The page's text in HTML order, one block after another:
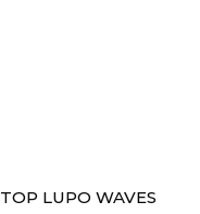
TOP LUPO WAVES